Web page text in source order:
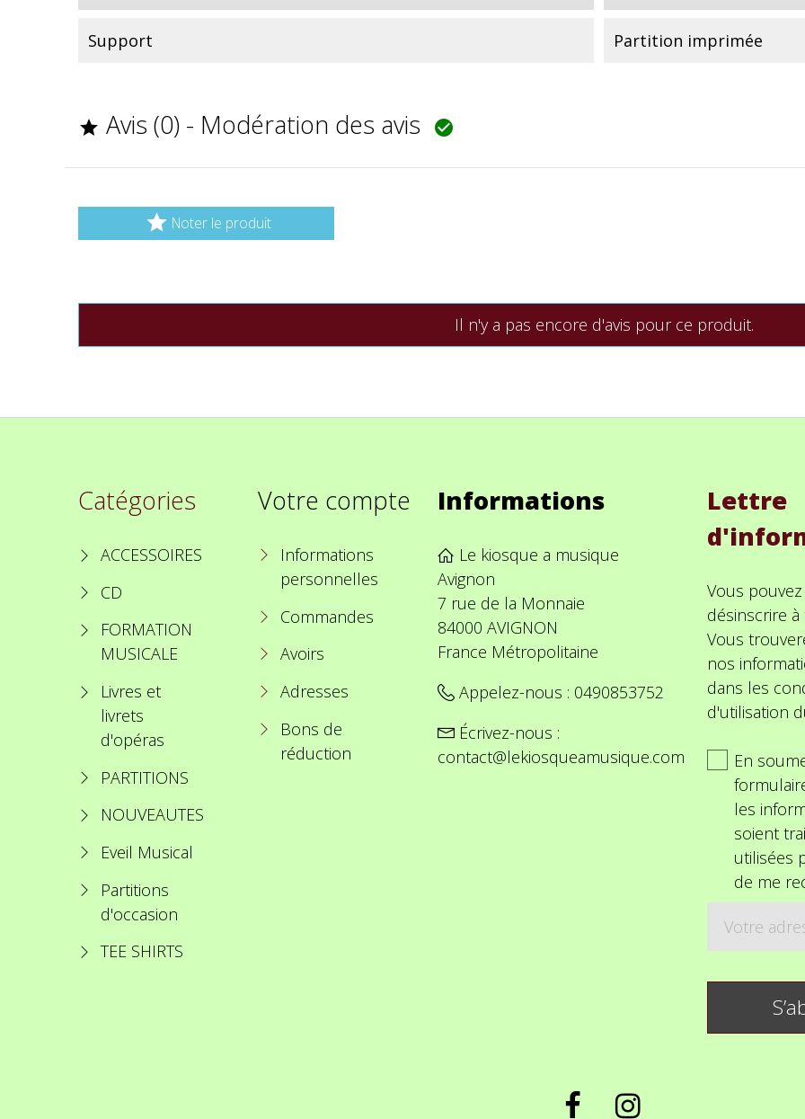
Support Partition imprimée
 Avis (0) - Modération des avis 
 Noter le produit
Il n'y a pas encore d'avis pour ce produit.
Catégories
ACCESSOIRES
CD
FORMATION
MUSICALE
Livres et
livrets
d'opéras
PARTITIONS
NOUVEAUTES
Eveil Musical
Partitions
d'occasion
TEE SHIRTS
Votre compte
Informations
personnelles
Commandes
Avoirs
Adresses
Bons de
réduction
Informations
Le kiosque a musique
Avignon
7 rue de la Monnaie
84000 AVIGNON
France Métropolitaine
Appelez-nous : 0490853752
Écrivez-nous :
contact@lekiosqueamusique.com
Lettre
Vous
désinscrire
Vous
nos
dans les
d'utilisation
En
les
soient
utilisées
de me